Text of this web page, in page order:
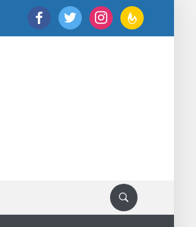
facebooktwitter instagramfeedburner